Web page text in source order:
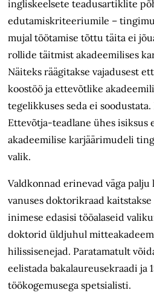
ingliskeelsete teadusartiklite
edutamiskriteeriumile –
mujal töötamise tõttu täita ei
rollide täitmist akadeemilises
Näiteks räägitakse vajadusest
koostöö ja ettevõtlike
tegelikkuses seda ei
Ettevõtja-teadlane ühes isiksus
akadeemilise karjäärimudeli
valik.
Valdkonnad erinevad väga palju
vanuses doktorikraad
inimese edasisi tööalaseid
doktorid üldjuhul
hilissisenejad. Paratamatult
eelistada bakalaureusekraadi ja
töökogemusega spetsialisti.